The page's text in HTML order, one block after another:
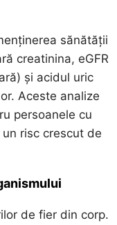
sănătății
creatinina, eGFR
și acidul uric
Aceste analize
persoanele cu
risc crescut de
de fier din corp.